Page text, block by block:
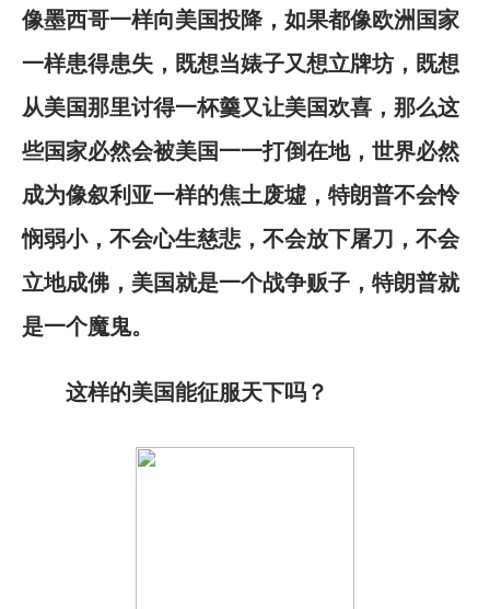
像墨西哥一样向美国投降，如果都像欧洲国家
一样患得患失，既想当婊子又想立牌坊，既想
从美国那里讨得一杯羹又让美国欢喜，那么这
些国家必然会被美国一一打倒在地，世界必然
成为像叙利亚一样的焦土废墟，特朗普不会怜
悯弱小，不会心生慈悲，不会放下屠刀，不会
立地成佛，美国就是一个战争贩子，特朗普就
是一个魔鬼。
这样的美国能征服天下吗？